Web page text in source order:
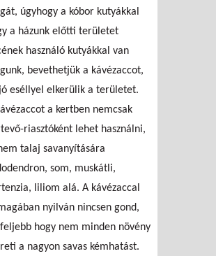
úgyhogy a kóbor kutyákkal
a házunk előtti területet
használó kutyákkal van
bevethetjük a kávézaccot,
eséllyel elkerülik a területet.
a kertben nemcsak
riasztóként lehet használni,
talaj savanyítására
som, muskátli,
liliom alá. A kávézaccal
nyilván nincsen gond,
hogy nem minden növény
a nagyon savas kémhatást.